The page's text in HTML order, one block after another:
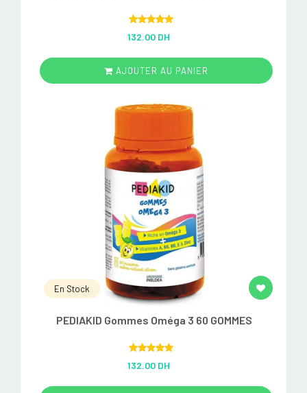
out of 5
132.00 DH
AJOUTER AU PANIER
En Stock
PEDIAKID Gommes Oméga 3 60 GOMMES
out of 5
132.00 DH